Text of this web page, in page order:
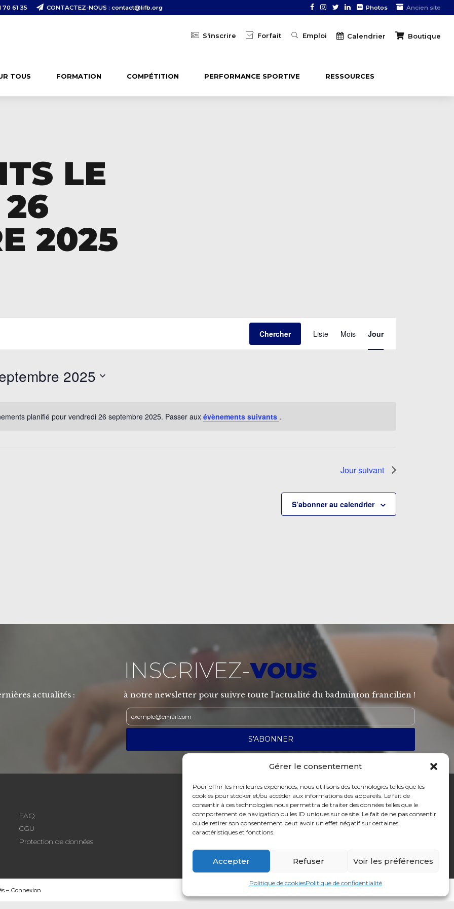
Gérer le consentement
Pour offrir les meilleures expériences, nous utilisons des technologies telles que les
cookies pour stocker et/ou accéder aux informations des appareils. Le fait de
consentir à ces technologies nous permettra de traiter des données telles que le
comportement de navigation ou les ID uniques sur ce site. Le fait de ne pas consentir
ou de retirer son consentement peut avoir un effet négatif sur certaines
caractéristiques et fonctions.
Accepter Refuser Voir les préférences
Politique de cookiesPolitique de confidentialité
70 61 35 CONTACTEZ-NOUS : contact@lifb.org Photos Ancien site
S'inscrire Forfait Emploi Calendrier Boutique
TOUS FORMATION COMPÉTITION PERFORMANCE SPORTIVE RESSOURCES
LE
2025
planifié pour vendredi 26 septembre 2025. Passer aux évènements suivants .
Chercher
de
vues
Liste Mois Jour
2025
Jour suivant
S’abonner au calendrier
actualités :
INSCRIVEZ-VOUS
à notre newsletter pour suivre toute l'actualité du badminton francilien !
FAQ
CGU
Protection de données
SOURDS ET MALENTENDANTS, CONTACTEZ-NOUS
!
– Connexion